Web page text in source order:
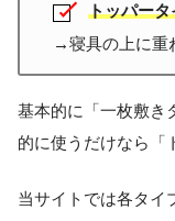
トッパータ
→ㅤ寝具の上に重
基本的に「一枚敷き
的に使うだけなら「
当サイトでは各タイ